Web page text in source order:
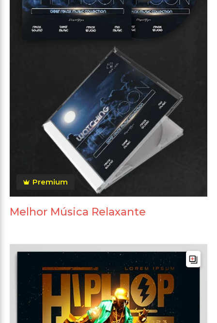
Premium
Melhor Música Relaxante